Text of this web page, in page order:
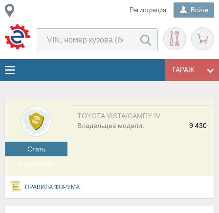
Регистрация Войти
ГАРАЖ
Cтать
участником
TOYOTA VISTA/CAMRY IV
9 430
Владельцев модели:
ПРАВИЛА ФОРУМА